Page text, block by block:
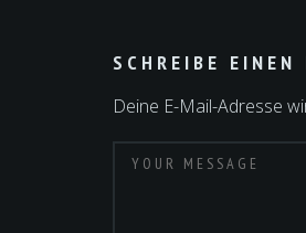
SCHREIBE EINEN
Deine E-Mail-Adresse